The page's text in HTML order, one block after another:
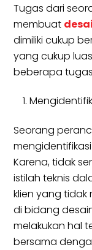
Tugas dari
membuat
dimiliki cukup
yang cukup
beberapa
Seorang
Karena, tidak
istilah teknis
klien yang tidak
di bidang
melakukan hal
bersama